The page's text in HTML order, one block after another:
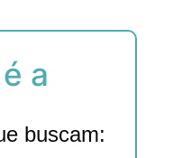
a
buscam: